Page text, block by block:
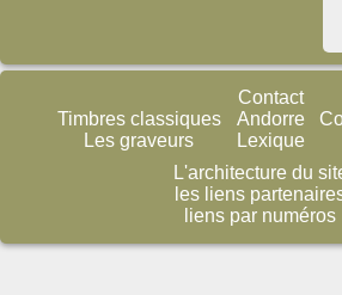
Timbres classiques
Les graveurs
Contact
Andorre
Lexique
L'architecture du
les liens
liens par numéros